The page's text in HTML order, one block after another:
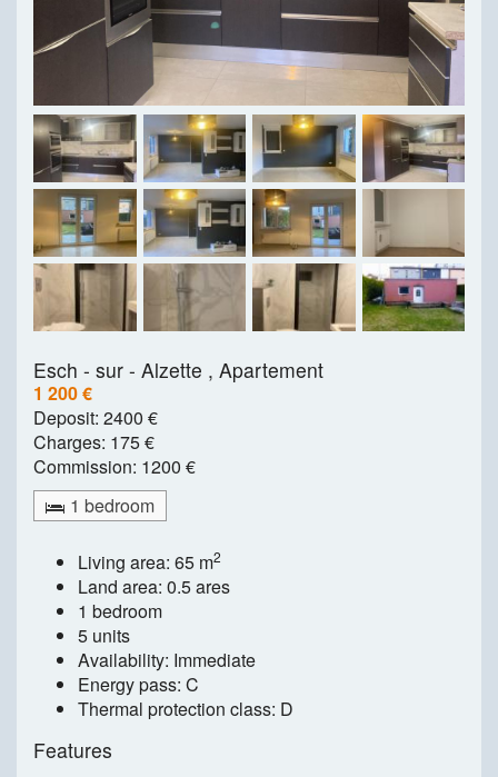
Esch - sur - Alzette , Apartement
1 200 €
Deposit: 2400 €
Charges: 175 €
Commission: 1200 €
1 bedroom
Living area: 65 m2
Land area: 0.5 ares
1 bedroom
5 units
Availability: Immediate
Energy pass: C
Thermal protection class: D
Features